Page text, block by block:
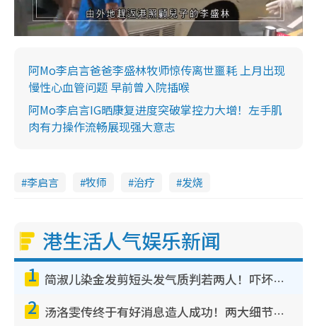
阿Mo李启言爸爸李盛林牧师惊传离世噩耗 上月出现
慢性心血管问题 早前曾入院插喉
阿Mo李启言IG晒康复进度突破掌控力大增！左手肌
肉有力操作流畅展现强大意志
李启言 牧师 治疗 发烧
港生活人气娱乐新闻
1 简淑儿染金发剪短头发气质判若两人！吓坏老公麦大力都认不出：“你做什么？”
2 汤洛雯传终于有好消息造人成功！两大细节曝孕味极浓引猜测：大肚婆先会咁！